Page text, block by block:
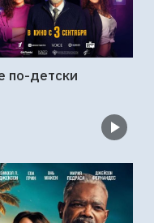
по-детски